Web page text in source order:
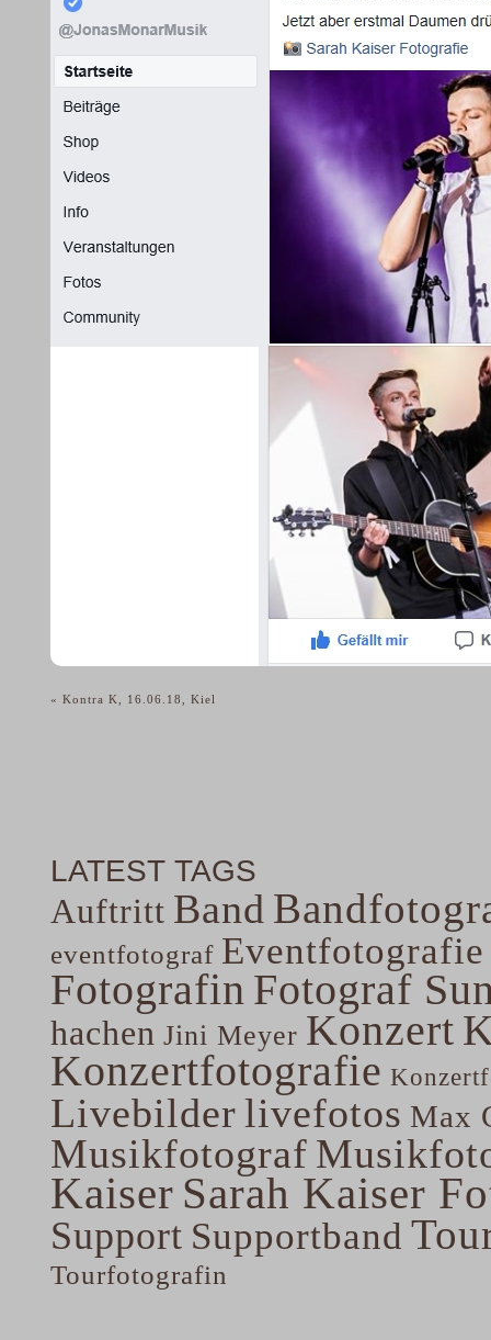
« Kontra K, 16.06.18, Kiel
LATEST TAGS
Auftritt Band
eventfotograf Eventfotografie
Fotografin Fotograf
hachen Jini Meyer Konzert
Konzertfotografie
Livebilderlivefotos Max
Musikfotograf
Kaiser Sarah Kaiser
Support Supportband
Tourfotografin